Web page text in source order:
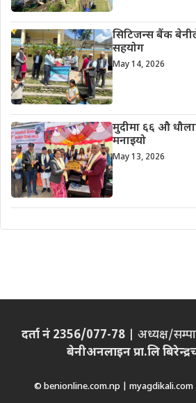
सिटिजन्स बैंक बेनीले
सहयोग
May 14, 2026
मुदीमा ६६ औ
मनाइयो
May 13, 2026
दर्ता नं 2356/077-78 | अध्यक्ष/
बेनीअनलाइन प्रा.लि
© benionline.com.np | myagdikali.com